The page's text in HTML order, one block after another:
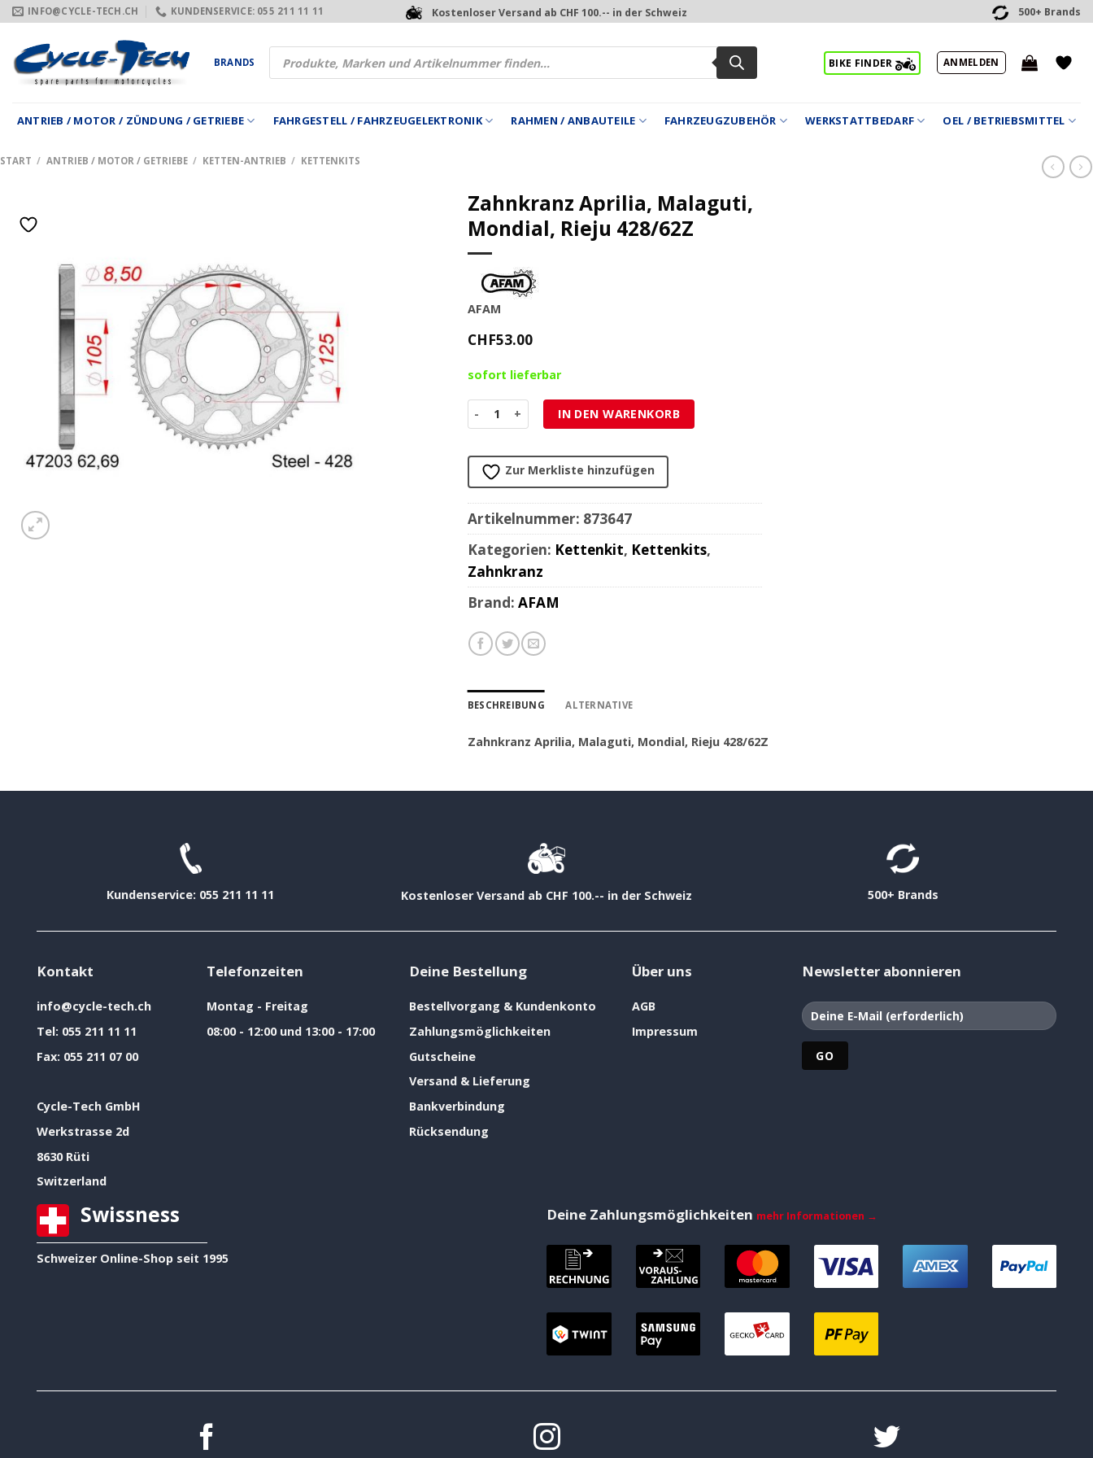
Zum
Inhalt
springen
INFO@CYCLE-TECH.CH KUNDENSERVICE: 055 211 11 11 Kostenloser Versand ab CHF 100.-- in der Schweiz 500+ Brands
BRANDS
Products
search
BIKE FINDER ANMELDEN
ANTRIEB / MOTOR / ZÜNDUNG / GETRIEBE FAHRGESTELL / FAHRZEUGELEKTRONIK RAHMEN / ANBAUTEILE FAHRZEUGZUBEHÖR WERKSTATTBEDARF OEL / BETRIEBSMITTEL
START / ANTRIEB / MOTOR / GETRIEBE / KETTEN-ANTRIEB / KETTENKITS
Zahnkranz Aprilia, Malaguti,
Mondial, Rieju 428/62Z
AFAM
CHF53.00
sofort lieferbar
Zahnkranz Aprilia, Malaguti, Mondial, Rieju 428/62Z Menge
IN DEN WARENKORB
Zur Merkliste hinzufügen
Artikelnummer: 873647
Kategorien: Kettenkit, Kettenkits,
Zahnkranz
Brand: AFAM
BESCHREIBUNG ALTERNATIVE
Zahnkranz Aprilia, Malaguti, Mondial, Rieju 428/62Z
Kundenservice: 055 211 11 11 Kostenloser Versand ab CHF 100.-- in der Schweiz 500+ Brands
Kontakt
info@cycle-tech.ch
Tel: 055 211 11 11
Fax: 055 211 07 00
Cycle-Tech GmbH
Werkstrasse 2d
8630 Rüti
Switzerland
Telefonzeiten
Montag - Freitag
08:00 - 12:00 und 13:00 - 17:00
Deine Bestellung
Bestellvorgang & Kundenkonto
Zahlungsmöglichkeiten
Gutscheine
Versand & Lieferung
Bankverbindung
Rücksendung
Über uns
AGB
Impressum
Newsletter abonnieren
Swissness
Schweizer Online-Shop seit 1995
Deine Zahlungsmöglichkeiten mehr Informationen →